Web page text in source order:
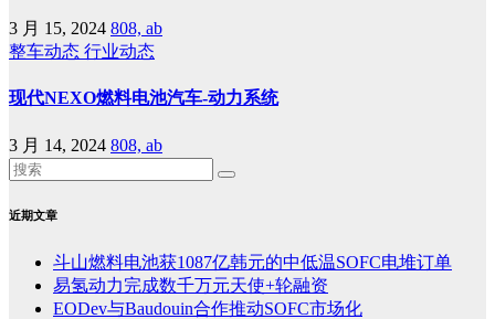
3 月 15, 2024 808, ab
整车动态 行业动态
现代NEXO燃料电池汽车-动力系统
3 月 14, 2024 808, ab
近期文章
斗山燃料电池获1087亿韩元的中低温SOFC电堆订单
易氢动力完成数千万元天使+轮融资
EODev与Baudouin合作推动SOFC市场化